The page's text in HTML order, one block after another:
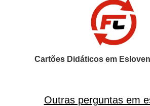
Cartões Didáticos em
Outras perguntas em